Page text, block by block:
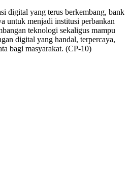
digital yang terus berkembang, bank
untuk menjadi institusi perbankan
teknologi sekaligus mampu
digital yang handal, terpercaya,
bagi masyarakat. (CP-10)